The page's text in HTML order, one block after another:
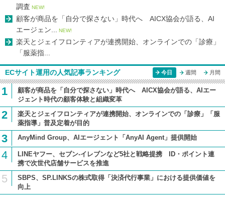
調査 NEW!
顧客が商品を「自分で探さない」時代へ AICX協会が語る、AI
エージェン...
NEW!
楽天とジェイフロンティアが連携開始、オンラインでの「診療」
「服薬指...
ECサイト運用の人気記事ランキング 今日 週間 月間
1
顧客が商品を「自分で探さない」時代へ AICX協会が語る、AIエー
ジェント時代の顧客体験と組織変革
2
楽天とジェイフロンティアが連携開始、オンラインでの「診療」「服
薬指導」普及定着が目的
3 AnyMind Group、AIエージェント「AnyAI Agent」提供開始
4
LINEヤフー、セブン-イレブンなど5社と戦略提携 ID・ポイント連
携で次世代店舗サービスを推進
5
SBPS、SP.LINKSの株式取得「決済代行事業」における提供価値を
向上